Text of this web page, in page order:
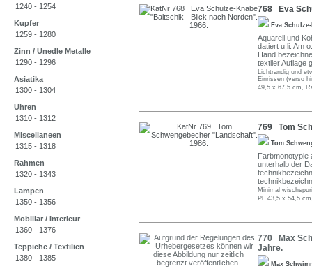
1240 - 1254
Kupfer
1259 - 1280
Zinn / Unedle Metalle
1290 - 1296
Asiatika
1300 - 1304
Uhren
1310 - 1312
Miscellaneen
1315 - 1318
Rahmen
1320 - 1343
Lampen
1350 - 1356
Mobiliar / Interieur
1360 - 1376
Teppiche / Textilien
1380 - 1385
768 Eva
Eva
Aquarell und
datiert u.li. Am
Hand
textiler Auflage
Lichtrandig und
Einrissen (verso
49,5 x 67,5 cm,
769 Tom
Tom
Farbmonotypie
unterhalb der
Minimal
Pl. 43,5 x 54,5
770 Max
Jahre.
Max